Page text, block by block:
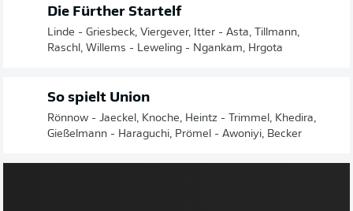
Die Fürther Startelf
Linde - Griesbeck, Viergever, Itter - Asta, Tillmann,
Raschl, Willems - Leweling - Ngankam, Hrgota
So spielt Union
Rönnow - Jaeckel, Knoche, Heintz - Trimmel, Khedira,
Gießelmann - Haraguchi, Prömel - Awoniyi, Becker